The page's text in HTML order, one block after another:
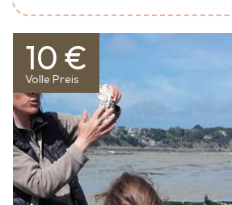
10 €
Volle Preis